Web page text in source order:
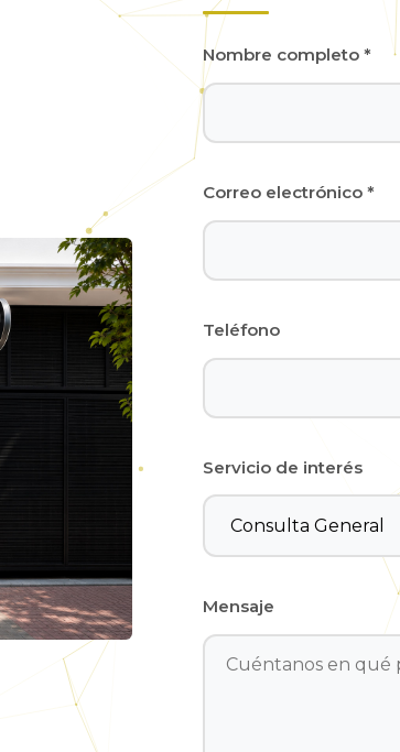
Nombre completo *
Correo electrónico *
Teléfono
Servicio de interés
Mensaje